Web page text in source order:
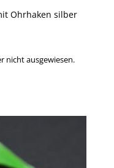
Ohrhaken silber
nicht ausgewiesen.